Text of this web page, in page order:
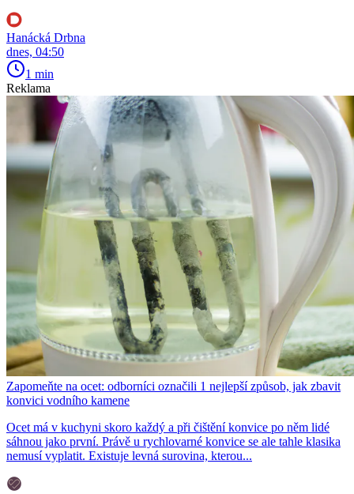
Hanácká Drbna
dnes, 04:50
1 min
Reklama
Zapomeňte na ocet: odborníci označili 1 nejlepší způsob, jak zbavit
konvici vodního kamene
Ocet má v kuchyni skoro každý a při čištění konvice po něm lidé
sáhnou jako první. Právě u rychlovarné konvice se ale tahle klasika
nemusí vyplatit. Existuje levná surovina, kterou...